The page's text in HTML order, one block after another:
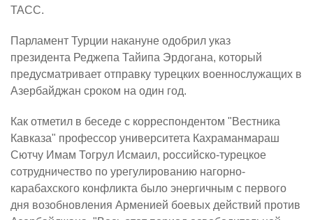
ТАСС.
Парламент Турции накануне одобрил указ
президента Реджепа Тайипа Эрдогана, который
предусматривает отправку турецких военнослужащих в
Азербайджан сроком на один год.
Как отметил в беседе с корреспондентом "Вестника
Кавказа" профессор университета Кахраманмараш
Сютчу Имам Тогрул Исмаил, российско-турецкое
сотрудничество по урегулированию нагорно-
карабахского конфликта было энергичным с первого
дня возобновления Арменией боевых действий против